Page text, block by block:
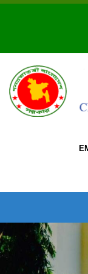
Skip